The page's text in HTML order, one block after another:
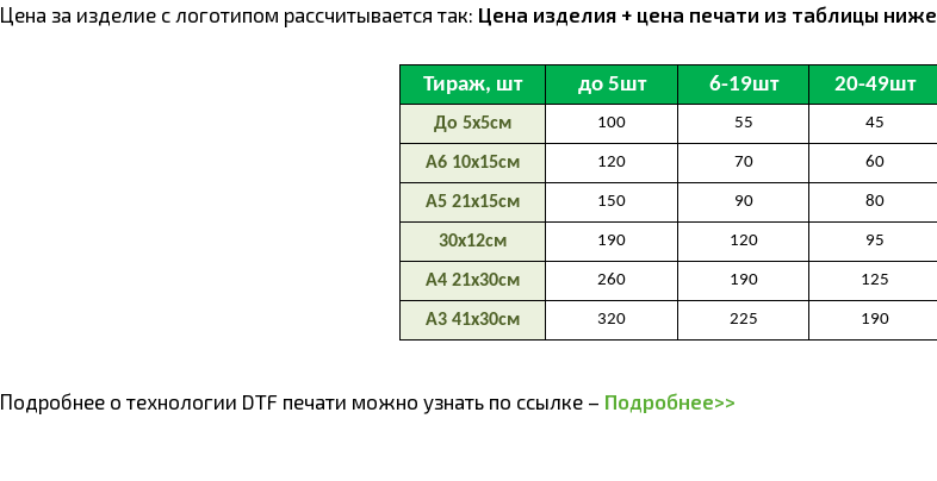
Цена за изделие с логотипом расcчитывается так: Цена изделия + цена печати из таблицы ниже
Подробнее о технологии DTF печати можно узнать по ссылке – Подробнее>>